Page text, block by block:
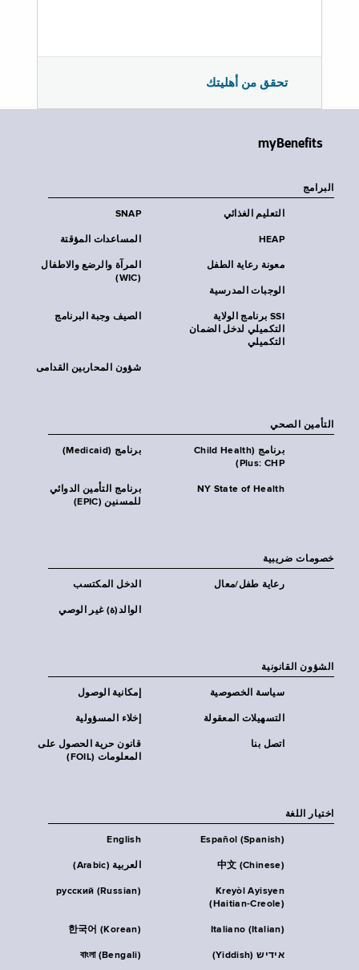
تحقق من أهليتك
myBenefits
البرامج
SNAP التعليم الغذائي
المساعدات المؤقتة HEAP
المرآة والرضع والاطفال
(WIC)
معونة رعاية الطفل
الوجبات المدرسية
الصيف وجبة البرنامج
SSI برنامج الولاية
التكميلي لدخل الضمان
التكميلي
شؤون المحاربين القدامى
التأمين الصحي
برنامج (Medicaid)
برنامج (Child Health
Plus: CHP)
برنامج التأمين الدوائي
للمسنين (EPIC)
NY State of Health
خصومات ضريبية
الدخل المكتسب رعاية طفل/معال
الوالد(ة) غير الوصي
الشؤون القانونية
إمكانية الوصول سياسة الخصوصية
إخلاء المسؤولية التسهيلات المعقولة
قانون حرية الحصول على
المعلومات (FOIL)
اتصل بنا
اختيار اللغة
English Español (Spanish)
العربية (Arabic) 中文 (Chinese)
русский (Russian)
Kreyòl Ayisyen
(Haitian-Creole)
한국어 (Korean) Italiano (Italian)
বাংলা (Bengali) אידיש (Yiddish)